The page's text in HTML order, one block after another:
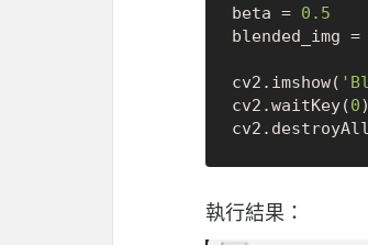
beta = 0.5
blended_img
cv2.imshow(
cv2.waitKey(0)
執行結果：